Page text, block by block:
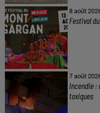
8 août
Festival
7 août
Incendie :
toxiques